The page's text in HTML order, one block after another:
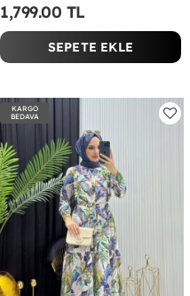
1,799.00 TL
SEPETE EKLE
KARGO
BEDAVA